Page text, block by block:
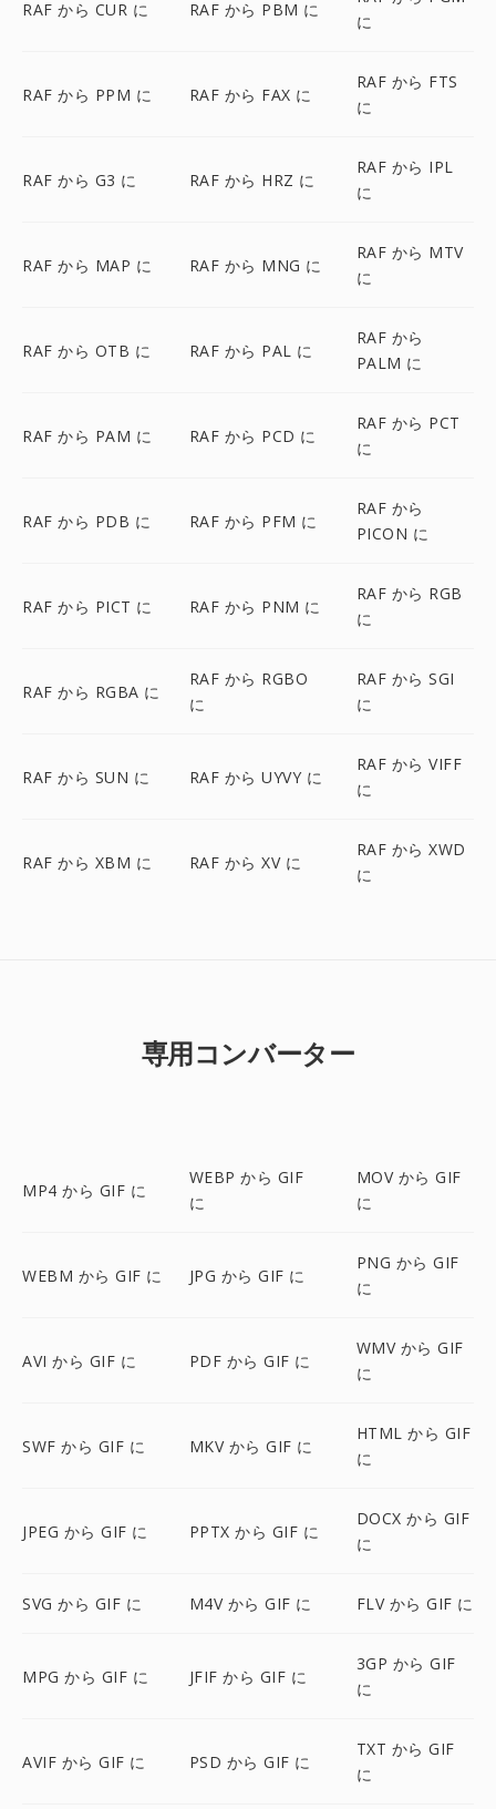
RAF から CUR に RAF から PBM に
に
RAF から PPM に RAF から FAX に
RAF から FTS
に
RAF から G3 に RAF から HRZ に
RAF から IPL
に
RAF から MAP に RAF から MNG に
RAF から MTV
に
RAF から OTB に RAF から PAL に
RAF から
PALM に
RAF から PAM に RAF から PCD に
RAF から PCT
に
RAF から PDB に RAF から PFM に
RAF から
PICON に
RAF から PICT に RAF から PNM に
RAF から RGB
に
RAF から RGBA に
RAF から RGBO
に
RAF から SGI
に
RAF から SUN に RAF から UYVY に
RAF から VIFF
に
RAF から XBM に RAF から XV に
RAF から XWD
に
専用コンバーター
MP4 から GIF に
WEBP から GIF
に
MOV から GIF
に
WEBM から GIF に JPG から GIF に
PNG から GIF
に
AVI から GIF に PDF から GIF に
WMV から GIF
に
SWF から GIF に MKV から GIF に
HTML から GIF
に
JPEG から GIF に PPTX から GIF に
DOCX から GIF
に
SVG から GIF に M4V から GIF に FLV から GIF に
MPG から GIF に JFIF から GIF に
3GP から GIF
に
AVIF から GIF に PSD から GIF に
TXT から GIF
に